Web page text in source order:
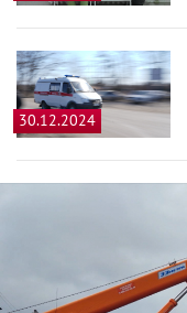
30.12.2024